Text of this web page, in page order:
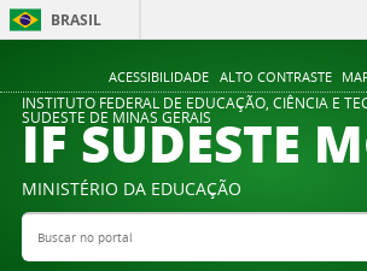
ACESSIBILIDADE ALTO CONTRASTE
BRASIL
INSTITUTO FEDERAL DE EDUCAÇÃO, CIÊNCIA E
SUDESTE DE MINAS GERAIS
IF SUDESTE
MINISTÉRIO DA EDUCAÇÃO
Buscar no portal